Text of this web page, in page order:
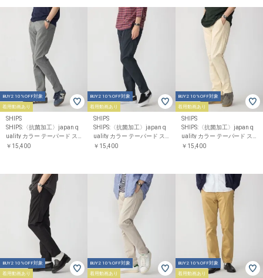
BUY2 10%OFF対象
着用動画あり
SHIPS
SHIPS:〈抗菌加工〉japan q
uality カラー テーパード ス
リム チノパンツ
￥15,400
BUY2 10%OFF対象
着用動画あり
SHIPS
SHIPS:〈抗菌加工〉japan q
uality カラー テーパード ス
リム チノパンツ
￥15,400
BUY2 10%OFF対象
着用動画あり
SHIPS
SHIPS:〈抗菌加工〉japan q
uality カラー テーパード ス
リム チノパンツ
￥15,400
BUY2 10%OFF対象
着用動画あり
BUY2 10%OFF対象
着用動画あり
BUY2 10%OFF対象
着用動画あり